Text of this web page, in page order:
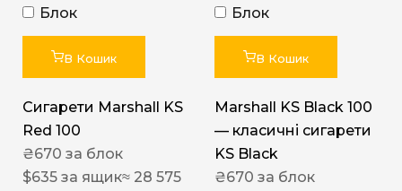
Блок
В Кошик
Сигарети Marshall KS
Red 100
₴670 за блок
$635 за ящик≈ 28 575
Блок
В Кошик
Marshall KS Black 100
— класичні сигарети
KS Black
₴670 за блок